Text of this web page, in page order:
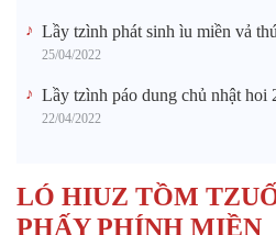
Lầy tzình phát sinh ìu miền vả
25/04/2022
Lầy tzình páo dung chủ nhật hoi
22/04/2022
LÓ HIUZ TỒM
PHẤY PHÍNH MIỀN